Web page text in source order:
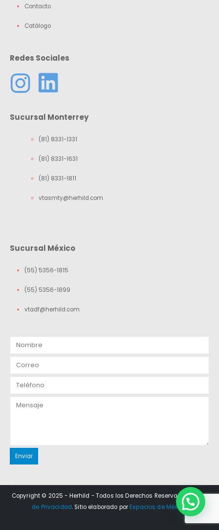
Contacto
Catálogo
Redes Sociales
Sucursal Monterrey
(81) 8331-1331
(81) 8331-1631
(81) 8331-1811
vtasmty@herhild.com
Sucursal México
(55) 5356-1815
(55) 5356-1899
vtadf@herhild.com
Copyright © 2025 - Herhild - Todos los Derechos Reservados.Aviso
de Privacidad. Sitio elaborado por Espacios de México.